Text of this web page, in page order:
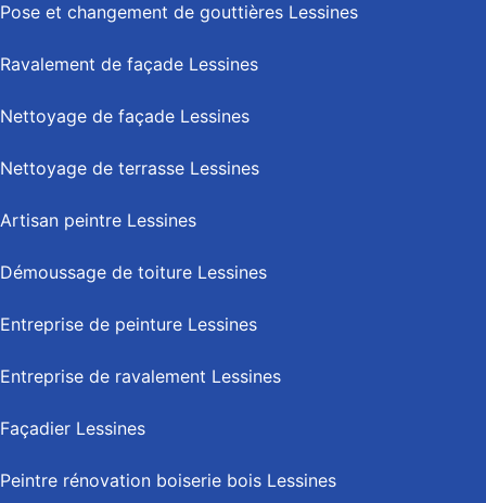
Pose et changement de gouttières Lessines
Ravalement de façade Lessines
Nettoyage de façade Lessines
Nettoyage de terrasse Lessines
Artisan peintre Lessines
Démoussage de toiture Lessines
Entreprise de peinture Lessines
Entreprise de ravalement Lessines
Façadier Lessines
Peintre rénovation boiserie bois Lessines